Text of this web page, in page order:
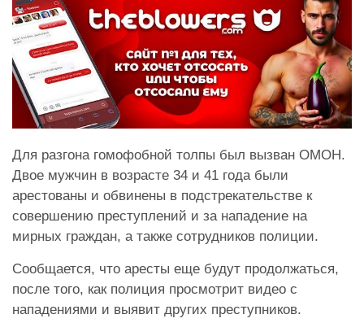
Для разгона гомофобной толпы был вызван ОМОН.
Двое мужчин в возрасте 34 и 41 года были
арестованы и обвинены в подстрекательстве к
совершению преступлений и за нападение на
мирных граждан, а также сотрудников полиции.
Сообщается, что аресты еще будут продолжаться,
после того, как полиция просмотрит видео с
нападениями и выявит других преступников.